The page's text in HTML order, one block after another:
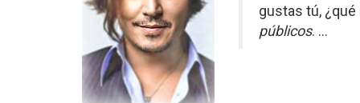
gustas tú,
públicos. ...